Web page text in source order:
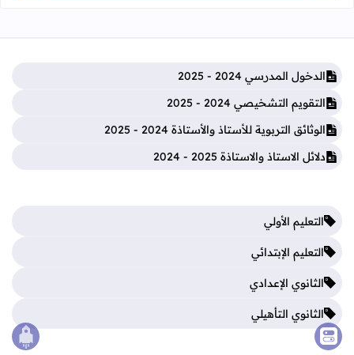
الدخول المدرسي 2024 - 2025
التقويم التشخيصي 2024 - 2025
الوثائق التربوية للأستاذ والأستاذة 2024 - 2025
دلائل الاستاذ والاستاذة 2025 - 2024
التعليم الأولي
التعليم الإبتدائي
الثانوي الإعدادي
الثانوي التأهيلي